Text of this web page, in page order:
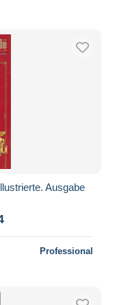
Ausgabe
Professional